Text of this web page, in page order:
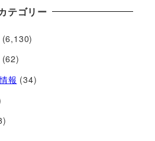
テゴリー
(6,130)
(62)
報 (34)